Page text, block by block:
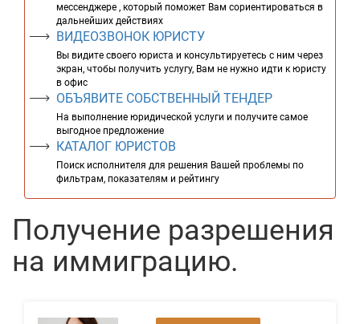
мессенджере , который поможет Вам сориентироваться в
дальнейших действиях
ВИДЕОЗВОНОК ЮРИСТУ
Вы видите своего юриста и консультируетесь с ним через
экран, чтобы получить услугу, Вам не нужно идти к юристу
в офис
ОБЪЯВИТЕ СОБСТВЕННЫЙ ТЕНДЕР
На выполнение юридической услуги и получите самое
выгодное предложение
КАТАЛОГ ЮРИСТОВ
Поиск исполнителя для решения Вашей проблемы по
фильтрам, показателям и рейтингу
Получение разрешения
на иммиграцию.